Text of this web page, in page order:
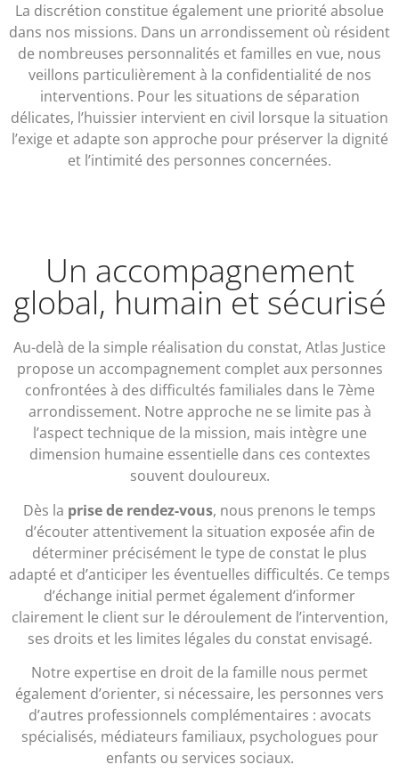
La discrétion constitue également une priorité absolue
dans nos missions. Dans un arrondissement où résident
de nombreuses personnalités et familles en vue, nous
veillons particulièrement à la confidentialité de nos
interventions. Pour les situations de séparation
délicates, l’huissier intervient en civil lorsque la situation
l’exige et adapte son approche pour préserver la dignité
et l’intimité des personnes concernées.
Un accompagnement
global, humain et sécurisé
Au-delà de la simple réalisation du constat, Atlas Justice
propose un accompagnement complet aux personnes
confrontées à des difficultés familiales dans le 7ème
arrondissement. Notre approche ne se limite pas à
l’aspect technique de la mission, mais intègre une
dimension humaine essentielle dans ces contextes
souvent douloureux.
Dès la prise de rendez-vous, nous prenons le temps
d’écouter attentivement la situation exposée afin de
déterminer précisément le type de constat le plus
adapté et d’anticiper les éventuelles difficultés. Ce temps
d’échange initial permet également d’informer
clairement le client sur le déroulement de l’intervention,
ses droits et les limites légales du constat envisagé.
Notre expertise en droit de la famille nous permet
également d’orienter, si nécessaire, les personnes vers
d’autres professionnels complémentaires : avocats
spécialisés, médiateurs familiaux, psychologues pour
enfants ou services sociaux.